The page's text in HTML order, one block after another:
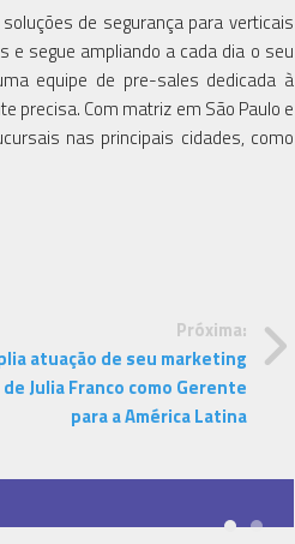
de segurança para verticais
e segue ampliando a cada dia o seu
equipe de pre-sales dedicada à
precisa. Com matriz em São Paulo e
nas principais cidades, como
Próxima:
atuação de seu marketing
Julia Franco como Gerente
para a América Latina